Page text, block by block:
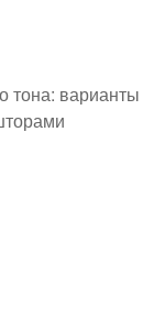
тона: варианты